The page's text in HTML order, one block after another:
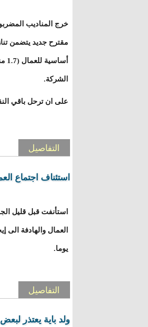
خرج المناديب
مقترح جديد يتضمن
الشركة.
على ان ترحل باقي النقاط الى 48 ساعة من
التفاصيل
استئناف اجتماع
استأنفت قبل قليل
يوما.
التفاصيل
ولد باية يعتذر